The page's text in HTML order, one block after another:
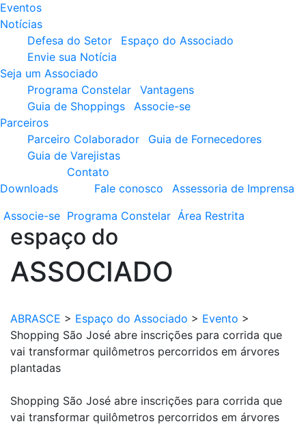
Eventos
Notícias
Defesa do Setor
Espaço do Associado
Envie sua Notícia
Seja um Associado
Programa Constelar
Vantagens
Guia de Shoppings
Associe-se
Parceiros
Parceiro Colaborador
Guia de Fornecedores
Guia de Varejistas
Downloads
Contato
Fale conosco
Assessoria de Imprensa
Associe-se Programa Constelar Área Restrita
espaço do
ASSOCIADO
ABRASCE > Espaço do Associado > Evento >
Shopping São José abre inscrições para corrida que
vai transformar quilômetros percorridos em árvores
plantadas
Shopping São José abre inscrições para corrida que
vai transformar quilômetros percorridos em árvores